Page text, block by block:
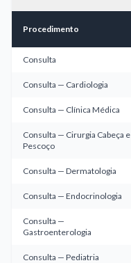
Procedimento
Consulta
Consulta — Cardiologia
Consulta — Clínica Médica
Consulta — Cirurgia Cabeça e
Pescoço
Consulta — Dermatologia
Consulta — Endocrinologia
Consulta —
Gastroenterologia
Consulta — Pediatria